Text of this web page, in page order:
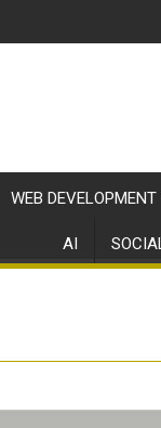
WEB DEVELOPMENT
AI